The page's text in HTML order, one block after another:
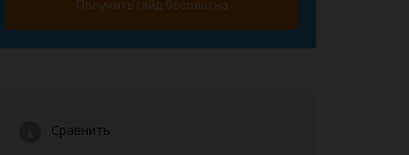
Получить гайд бесплатно
Сравнить